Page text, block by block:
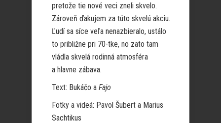
pretože tie nové veci zneli skvelo.
Zároveň ďakujem za túto skvelú akciu.
Ľudí sa síce veľa nenazbieralo, ustálo
to približne pri 70-tke, no zato tam
vládla skvelá rodinná atmosféra
a hlavne zábava.
Text: Bukáčo a Fajo
Fotky a videá: Pavol Šubert a Marius
Sachtikus